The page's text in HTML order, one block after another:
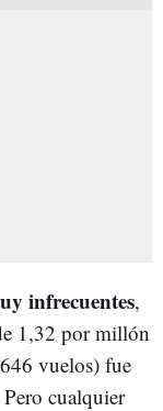
infrecuentes,
1,32 por millón
vuelos) fue
cualquier